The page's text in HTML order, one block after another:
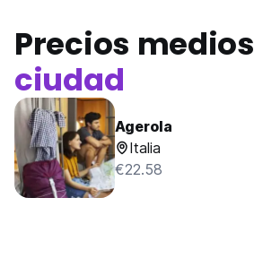
Precios medios
ciudad
Agerola
Italia
€22.58